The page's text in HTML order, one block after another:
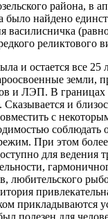
района, в
было найдено
василисничка
реликтового
и остается все 25
земли,
и ЛЭП. В границах
и
с
соблюдать
При этом
для ведения
любительского
прикладываются